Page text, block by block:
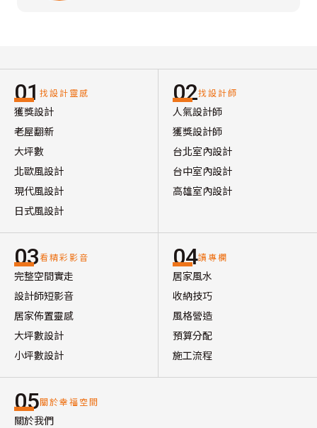
01 找設計靈感
獲獎設計
老屋翻新
大坪數
北歐風設計
現代風設計
日式風設計
02找設計師
人氣設計師
獲獎設計師
台北室內設計
台中室內設計
高雄室內設計
03看精彩影音
完整空間實走
設計師短影音
居家佈置靈感
大坪數設計
小坪數設計
04讀專欄
居家風水
收納技巧
風格營造
預算分配
施工流程
05關於幸福空間
關於我們